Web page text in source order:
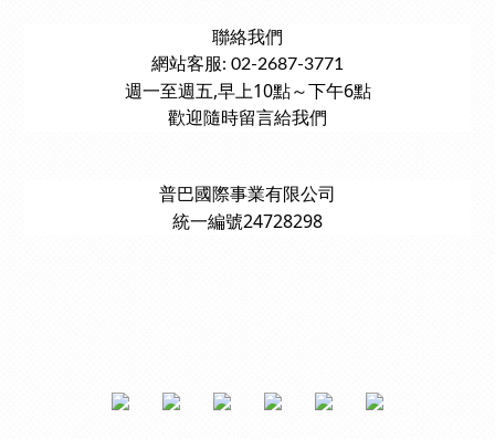
聯絡我們
網站客服: 02-2687-3771
週一至週五,早上10點～下午6點
歡迎隨時留言給我們
普巴國際事業有限公司
統一編號24728298